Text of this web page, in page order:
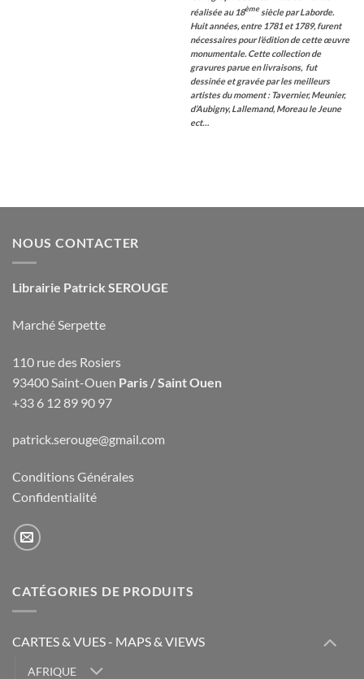
réalisée au 18èmesiècle par Laborde.
Huit années, entre 1781 et 1789, furent
nécessaires pour l’édition de cette œuvre
monumentale. Cette collection de
gravures parue en livraisons, fut
dessinée et gravée par les meilleurs
artistes du moment : Tavernier, Meunier,
d’Aubigny, Lallemand, Moreau le Jeune
ect…
NOUS CONTACTER
Librairie Patrick SEROUGE
Marché Serpette
110 rue des Rosiers
93400 Saint-Ouen Paris / Saint Ouen
+33 6 12 89 90 97
patrick.serouge@gmail.com
Conditions Générales
Confidentialité
CATÉGORIES DE PRODUITS
CARTES & VUES - MAPS & VIEWS
AFRIQUE